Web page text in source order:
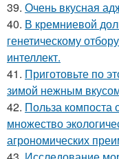
39. Очень вкусная
40. В кремниевой
генетическому
интеллект.
41. Приготовьте по
зимой нежным
42. Польза компоста
множество
агрономических